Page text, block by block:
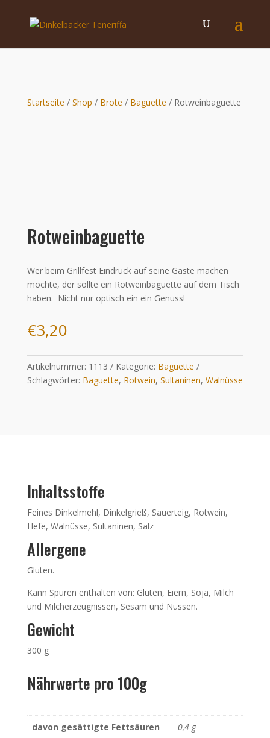
Startseite / Shop / Brote / Baguette / Rotweinbaguette
Rotweinbaguette
Wer beim Grillfest Eindruck auf seine Gäste machen
möchte, der sollte ein Rotweinbaguette auf dem Tisch
haben. Nicht nur optisch ein ein Genuss!
€3,20
Artikelnummer: 1113 Kategorie: Baguette
Schlagwörter: Baguette, Rotwein, Sultaninen, Walnüsse
Inhaltsstoffe
Feines Dinkelmehl, Dinkelgrieß, Sauerteig, Rotwein,
Hefe, Walnüsse, Sultaninen, Salz
Allergene
Gluten.
Kann Spuren enthalten von: Gluten, Eiern, Soja, Milch
und Milcherzeugnissen, Sesam und Nüssen.
Gewicht
300 g
Nährwerte pro 100g
davon gesättigte Fettsäuren
0,4 g